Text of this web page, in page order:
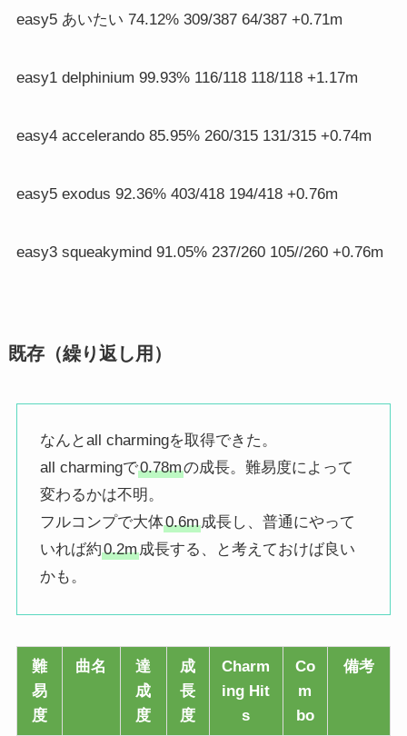
easy5 あいたい 74.12% 309/387 64/387 +0.71m
easy1 delphinium 99.93% 116/118 118/118 +1.17m
easy4 accelerando 85.95% 260/315 131/315 +0.74m
easy5 exodus 92.36% 403/418 194/418 +0.76m
easy3 squeakymind 91.05% 237/260 105//260 +0.76m
既存（繰り返し用）
なんとall charmingを取得できた。
all charmingで0.78mの成長。難易度によって
変わるかは不明。
フルコンプで大体0.6m成長し、普通にやって
いれば約0.2m成長する、と考えておけば良い
かも。
難
易
度
曲名
達
成
度
成
長
度
Charm
ing Hit
s
Co
m
bo
備考